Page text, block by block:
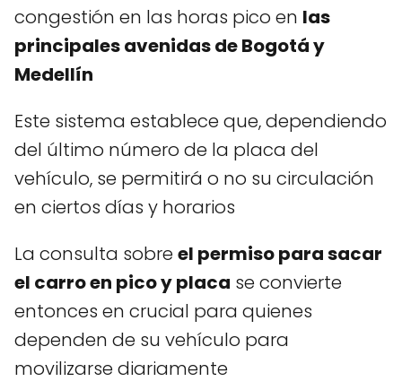
congestión en las horas pico en las
principales avenidas de Bogotá y
Medellín
Este sistema establece que, dependiendo
del último número de la placa del
vehículo, se permitirá o no su circulación
en ciertos días y horarios
La consulta sobre el permiso para sacar
el carro en pico y placa se convierte
entonces en crucial para quienes
dependen de su vehículo para
movilizarse diariamente